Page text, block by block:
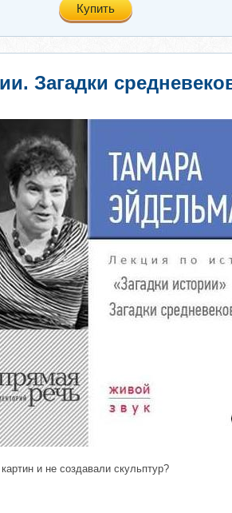
Купить
Загадки
и не создавали скульптур?